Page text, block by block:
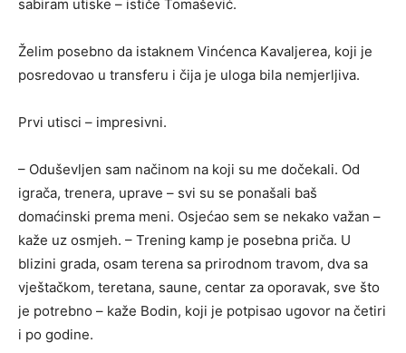
sabiram utiske – ističe Tomašević.
Želim posebno da istaknem Vinćenca Kavaljerea, koji je
posredovao u transferu i čija je uloga bila nemjerljiva.
Prvi utisci – impresivni.
– Oduševljen sam načinom na koji su me dočekali. Od
igrača, trenera, uprave – svi su se ponašali baš
domaćinski prema meni. Osjećao sem se nekako važan –
kaže uz osmjeh. – Trening kamp je posebna priča. U
blizini grada, osam terena sa prirodnom travom, dva sa
vještačkom, teretana, saune, centar za oporavak, sve što
je potrebno – kaže Bodin, koji je potpisao ugovor na četiri
i po godine.